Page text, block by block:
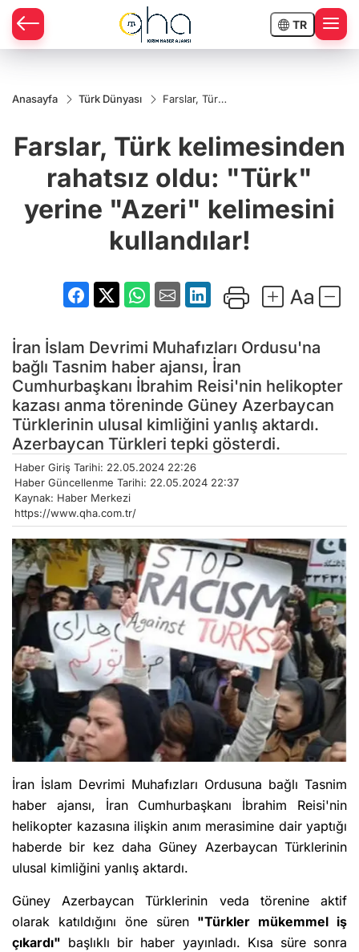
TR
Anasayfa Türk Dünyası
Farslar, Türk
oldu: "Türk"
yerine
kelimesini
kullandılar!
Farslar, Türk kelimesinden
rahatsız oldu: "Türk"
yerine "Azeri" kelimesini
kullandılar!
İran İslam Devrimi Muhafızları Ordusu'na
bağlı Tasnim haber ajansı, İran
Cumhurbaşkanı İbrahim Reisi'nin helikopter
kazası anma töreninde Güney Azerbaycan
Türklerinin ulusal kimliğini yanlış aktardı.
Azerbaycan Türkleri tepki gösterdi.
Haber Giriş Tarihi: 22.05.2024 22:26
Haber Güncellenme Tarihi: 22.05.2024 22:37
Kaynak: Haber Merkezi
https://www.qha.com.tr/
İran İslam Devrimi Muhafızları Ordusuna bağlı Tasnim
haber ajansı, İran Cumhurbaşkanı İbrahim Reisi'nin
helikopter kazasına ilişkin anım merasimine dair yaptığı
haberde bir kez daha Güney Azerbaycan Türklerinin
ulusal kimliğini yanlış aktardı.
Güney Azerbaycan Türklerinin veda törenine aktif
olarak katıldığını öne süren "Türkler mükemmel iş
çıkardı" başlıklı bir haber yayınladı. Kısa süre sonra